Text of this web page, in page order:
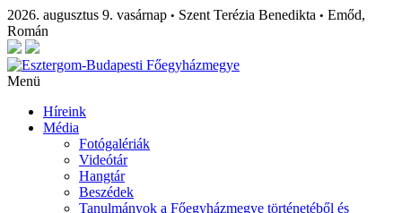
2026. augusztus 9. vasárnap • Szent Terézia Benedikta • Emőd,
Román
Menü
Híreink
Média
Fotógalériák
Videótár
Hangtár
Beszédek
Tanulmányok a Főegyházmegye történetéből és